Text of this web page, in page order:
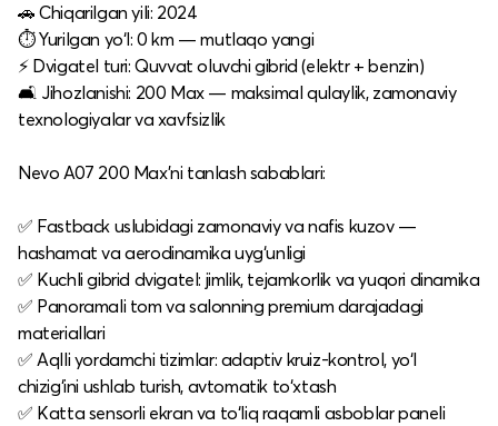
🚗 Chiqarilgan yili: 2024
⏱ Yurilgan yo‘l: 0 km — mutlaqo yangi
⚡ Dvigatel turi: Quvvat oluvchi gibrid (elektr + benzin)
🛋 Jihozlanishi: 200 Max — maksimal qulaylik, zamonaviy
texnologiyalar va xavfsizlik
Nevo A07 200 Max’ni tanlash sabablari:
✅ Fastback uslubidagi zamonaviy va nafis kuzov —
hashamat va aerodinamika uyg‘unligi
✅ Kuchli gibrid dvigatel: jimlik, tejamkorlik va yuqori dinamika
✅ Panoramali tom va salonning premium darajadagi
materiallari
✅ Aqlli yordamchi tizimlar: adaptiv kruiz-kontrol, yo‘l
chizig‘ini ushlab turish, avtomatik to‘xtash
✅ Katta sensorli ekran va to‘liq raqamli asboblar paneli